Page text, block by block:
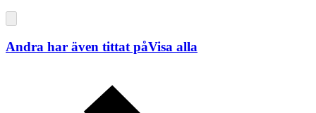
Andra har även tittat påVisa alla